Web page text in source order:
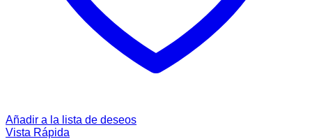
Añadir a la lista de deseos
Vista Rápida